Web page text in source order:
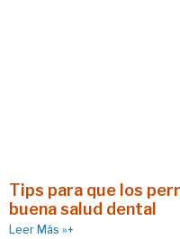
Tips para que los
buena salud dental
Leer Más »+